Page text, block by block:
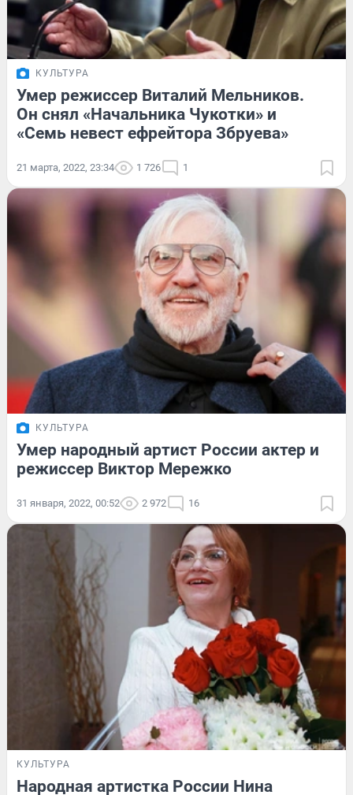
КУЛЬТУРА
Умер режиссер Виталий Мельников.
Он снял «Начальника Чукотки» и
«Семь невест ефрейтора Збруева»
21 марта, 2022, 23:34 1 726 1
КУЛЬТУРА
Умер народный артист России актер и
режиссер Виктор Мережко
31 января, 2022, 00:52 2 972 16
КУЛЬТУРА
Народная артистка России Нина